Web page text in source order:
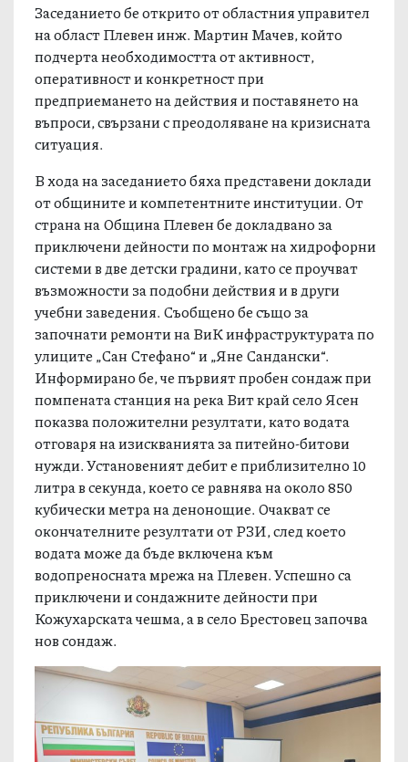
Заседанието бе открито от областния управител
на област Плевен инж. Мартин Мачев, който
подчерта необходимостта от активност,
оперативност и конкретност при
предприемането на действия и поставянето на
въпроси, свързани с преодоляване на кризисната
ситуация.
В хода на заседанието бяха представени доклади
от общините и компетентните институции. От
страна на Община Плевен бе докладвано за
приключени дейности по монтаж на хидрофорни
системи в две детски градини, като се проучват
възможности за подобни действия и в други
учебни заведения. Съобщено бе също за
започнати ремонти на ВиК инфраструктурата по
улиците „Сан Стефано“ и „Яне Сандански“.
Информирано бе, че първият пробен сондаж при
помпената станция на река Вит край село Ясен
показва положителни резултати, като водата
отговаря на изискванията за питейно-битови
нужди. Установеният дебит е приблизително 10
литра в секунда, което се равнява на около 850
кубически метра на денонощие. Очакват се
окончателните резултати от РЗИ, след което
водата може да бъде включена към
водопреносната мрежа на Плевен. Успешно са
приключени и сондажните дейности при
Кожухарската чешма, а в село Брестовец започва
нов сондаж.